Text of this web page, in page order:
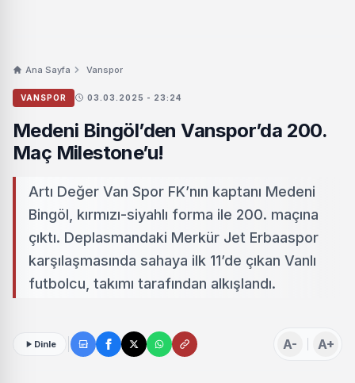
Ana Sayfa Vanspor
VANSPOR 03.03.2025 - 23:24
Medeni Bingöl’den Vanspor’da 200.
Maç Milestone’u!
Artı Değer Van Spor FK’nın kaptanı Medeni
Bingöl, kırmızı-siyahlı forma ile 200. maçına
çıktı. Deplasmandaki Merkür Jet Erbaaspor
karşılaşmasında sahaya ilk 11’de çıkan Vanlı
futbolcu, takımı tarafından alkışlandı.
Dinle A- A+